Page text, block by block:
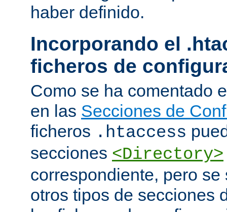
haber definido.
Incorporando el
ficheros de
Como se ha comentado
en las Secciones de
ficheros .htaccess
secciones <Directory>
correspondiente, pero
otros tipos de secciones